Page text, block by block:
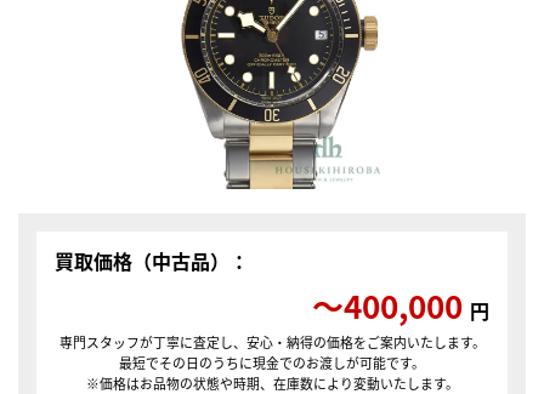
買取価格（中古品）：
〜400,000 円
専門スタッフが丁寧に査定し、安心・納得の価格をご案内いたします。
最短でその日のうちに現金でのお渡しが可能です。
※価格はお品物の状態や時期、在庫数により変動いたします。